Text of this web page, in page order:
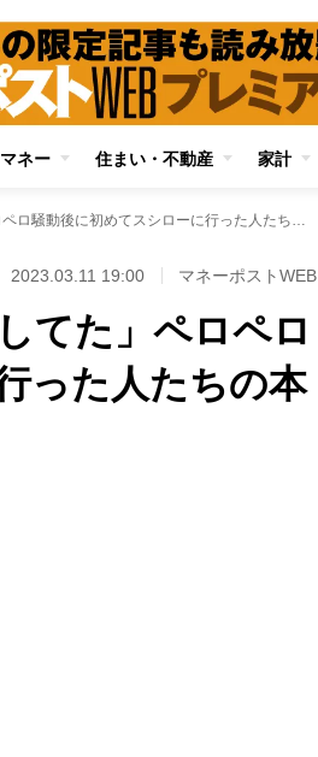
マネー 住まい・不動産 家計
「これまでプライドが邪魔してた」ペロペロ騒動後に初めてスシローに行った人たちの本音
2023.03.11 19:00 マネーポストWEB
てた」ペロペロ
った人たちの本